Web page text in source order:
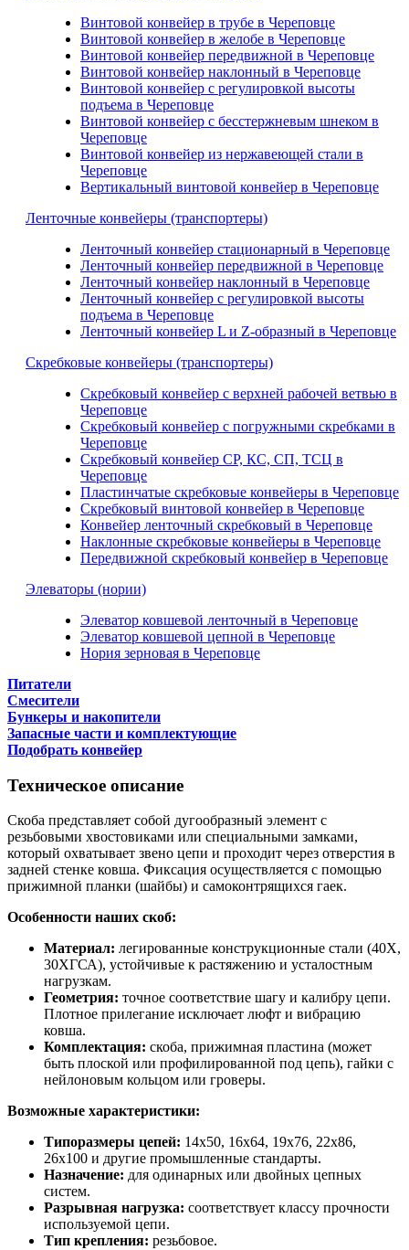
Винтовой конвейер в трубе в Череповце
Винтовой конвейер в желобе в Череповце
Винтовой конвейер передвижной в Череповце
Винтовой конвейер наклонный в Череповце
Винтовой конвейер с регулировкой высоты
подъема в Череповце
Винтовой конвейер с бесстержневым шнеком в
Череповце
Винтовой конвейер из нержавеющей стали в
Череповце
Вертикальный винтовой конвейер в Череповце
Ленточные конвейеры (транспортеры)
Ленточный конвейер стационарный в Череповце
Ленточный конвейер передвижной в Череповце
Ленточный конвейер наклонный в Череповце
Ленточный конвейер с регулировкой высоты
подъема в Череповце
Ленточный конвейер L и Z-образный в Череповце
Скребковые конвейеры (транспортеры)
Скребковый конвейер с верхней рабочей ветвью в
Череповце
Скребковый конвейер с погружными скребками в
Череповце
Скребковый конвейер СР, КС, СП, ТСЦ в
Череповце
Пластинчатые скребковые конвейеры в Череповце
Скребковый винтовой конвейер в Череповце
Конвейер ленточный скребковый в Череповце
Наклонные скребковые конвейеры в Череповце
Передвижной скребковый конвейер в Череповце
Элеваторы (нории)
Элеватор ковшевой ленточный в Череповце
Элеватор ковшевой цепной в Череповце
Нория зерновая в Череповце
Питатели
Смесители
Бункеры и накопители
Запасные части и комплектующие
Подобрать конвейер
Техническое описание
Скоба представляет собой дугообразный элемент с
резьбовыми хвостовиками или специальными замками,
который охватывает звено цепи и проходит через отверстия в
задней стенке ковша. Фиксация осуществляется с помощью
прижимной планки (шайбы) и самоконтрящихся гаек.
Особенности наших скоб:
Материал: легированные конструкционные стали (40Х,
30ХГСА), устойчивые к растяжению и усталостным
нагрузкам.
Геометрия: точное соответствие шагу и калибру цепи.
Плотное прилегание исключает люфт и вибрацию
ковша.
Комплектация: скоба, прижимная пластина (может
быть плоской или профилированной под цепь), гайки с
нейлоновым кольцом или гроверы.
Возможные характеристики:
Типоразмеры цепей: 14х50, 16х64, 19х76, 22х86,
26х100 и другие промышленные стандарты.
Назначение: для одинарных или двойных цепных
систем.
Разрывная нагрузка: соответствует классу прочности
используемой цепи.
Тип крепления: резьбовое.